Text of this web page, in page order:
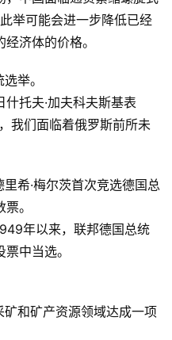
举可能会进一步降低已经
济体的价格。
举。
托夫·加夫科夫斯基表
我们面临着俄罗斯前所未
希·梅尔茨首次竞选德国总
。
年以来，联邦德国总统
中当选。
和矿产资源领域达成一项